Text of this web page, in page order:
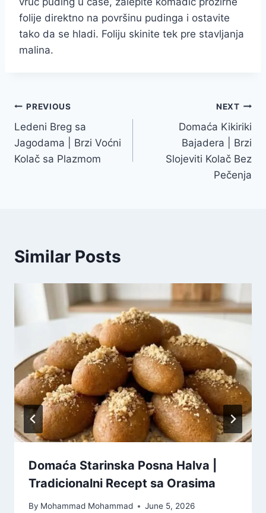
folije direktno na površinu pudinga i ostavite
tako da se hladi. Foliju skinite tek pre stavljanja
malina.
Post
navigation
PREVIOUS
Ledeni Breg sa
Jagodama | Brzi Voćni
Kolač sa Plazmom
NEXT
Domaća Kikiriki
Bajadera | Brzi
Slojeviti Kolač Bez
Pečenja
Similar Posts
Domaća Starinska Posna Halva |
Tradicionalni Recept sa Orasima
By Mohammad Mohammad June 5, 2026